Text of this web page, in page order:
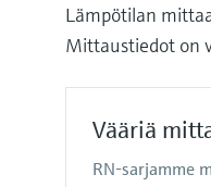
Lämpötilan
Mittaustiedot on
Vääriä
RN-sarjamme